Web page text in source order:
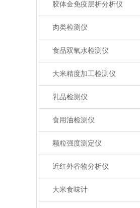
胶体金免疫层析分析仪
肉类检测仪
食品双氧水检测仪
大米精度加工检测仪
乳品检测仪
食用油检测仪
颗粒强度测定仪
近红外谷物分析仪
大米食味计